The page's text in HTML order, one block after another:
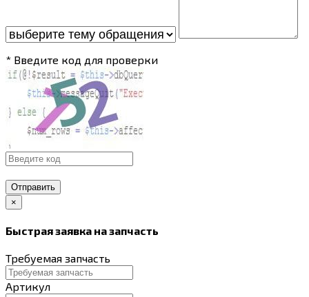
* Введите код для проверки
Отправить
×
Быстрая заявка на запчасть
Требуемая запчасть
Артикул